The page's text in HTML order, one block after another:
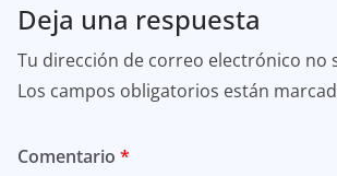
Deja una respuesta
Tu dirección de correo electrónico no
Los campos obligatorios están
Comentario *